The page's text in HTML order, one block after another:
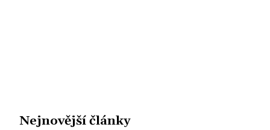
Nejnovější články